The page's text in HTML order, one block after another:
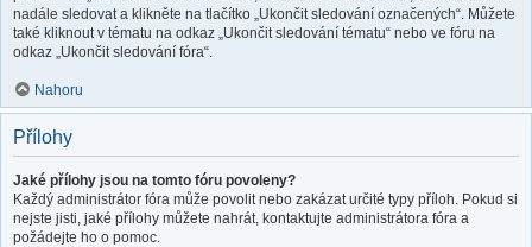
nadále sledovat a klikněte na tlačítko „Ukončit sledování označených“. Můžete
také kliknout v tématu na odkaz „Ukončit sledování tématu“ nebo ve fóru na
odkaz „Ukončit sledování fóra“.
Nahoru
Přílohy
Jaké přílohy jsou na tomto fóru povoleny?
Každý administrátor fóra může povolit nebo zakázat určité typy příloh. Pokud si
nejste jisti, jaké přílohy můžete nahrát, kontaktujte administrátora fóra a
požádejte ho o pomoc.